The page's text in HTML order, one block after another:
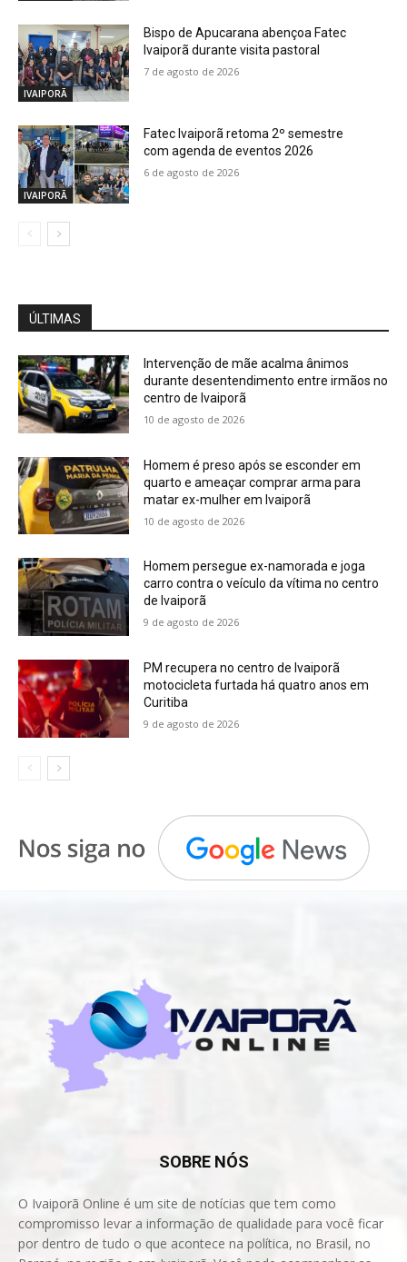
IVAIPORÃ
Bispo de Apucarana abençoa Fatec
Ivaiporã durante visita pastoral
7 de agosto de 2026
IVAIPORÃ
Fatec Ivaiporã retoma 2º semestre
com agenda de eventos 2026
6 de agosto de 2026
ÚLTIMAS
Intervenção de mãe acalma ânimos
durante desentendimento entre irmãos no
centro de Ivaiporã
10 de agosto de 2026
Homem é preso após se esconder em
quarto e ameaçar comprar arma para
matar ex-mulher em Ivaiporã
10 de agosto de 2026
Homem persegue ex-namorada e joga
carro contra o veículo da vítima no centro
de Ivaiporã
9 de agosto de 2026
PM recupera no centro de Ivaiporã
motocicleta furtada há quatro anos em
Curitiba
9 de agosto de 2026
SOBRE NÓS
O Ivaiporã Online é um site de notícias que tem como
compromisso levar a informação de qualidade para você ficar
por dentro de tudo o que acontece na política, no Brasil, no